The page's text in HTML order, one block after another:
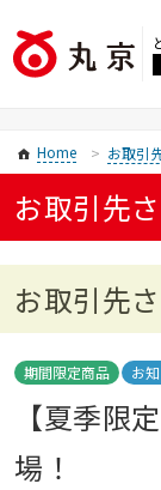
Home お取引
お取引先
お取引先
期間限定商品 お
【夏季限
場！